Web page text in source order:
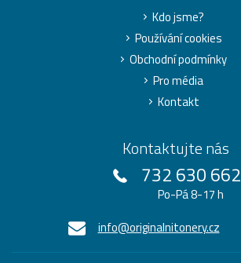
Kdo jsme?
Používání cookies
Obchodní podmínky
Pro média
Kontakt
Kontaktujte nás
732 630 662
Po-Pá 8-17 h
info@originalnitonery.cz